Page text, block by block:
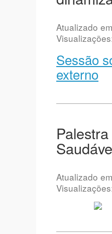
Atualizado
Sessão
externo
Atualizado